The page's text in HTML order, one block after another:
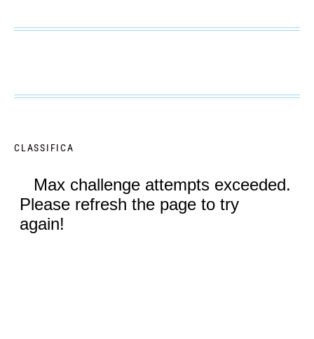
CLASSIFICA